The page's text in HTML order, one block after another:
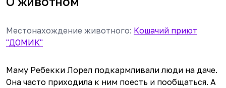
Местонахождение животного: Кошачий приют
"ДОМИК"
Маму Ребекки Лорел подкармливали люди на даче.
Она часто приходила к ним поесть и пообщаться. А